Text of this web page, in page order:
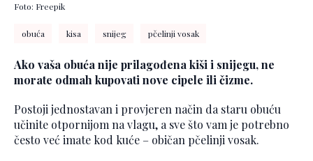
Foto: Freepik
obuća kisa snijeg pčelinji vosak
Ako vaša obuća nije prilagođena kiši i snijegu, ne
morate odmah kupovati nove cipele ili čizme.
Postoji jednostavan i provjeren način da staru obuću
učinite otpornijom na vlagu, a sve što vam je potrebno
često već imate kod kuće – običan pčelinji vosak.